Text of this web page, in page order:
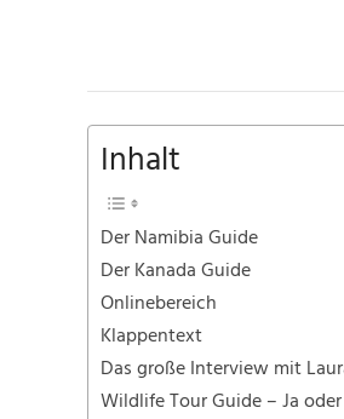
Inhalt
Der Namibia Guide
Der Kanada Guide
Onlinebereich
Klappentext
Das große Interview mit
Wildlife Tour Guide – Ja